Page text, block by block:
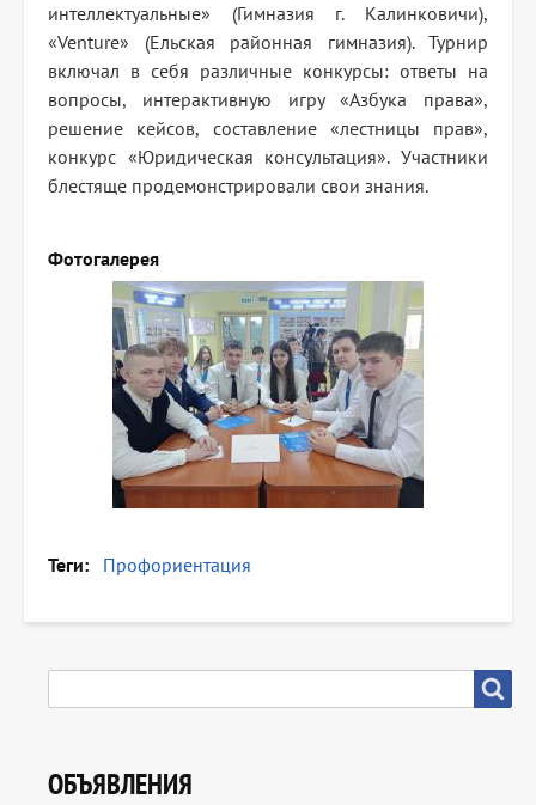
интеллектуальные» (Гимназия г. Калинковичи),
«Venture» (Ельская районная гимназия). Турнир
включал в себя различные конкурсы: ответы на
вопросы, интерактивную игру «Азбука права»,
решение кейсов, составление «лестницы прав»,
конкурс «Юридическая консультация». Участники
блестяще продемонстрировали свои знания.
Фотогалерея
Теги Профориентация
ОБЪЯВЛЕНИЯ